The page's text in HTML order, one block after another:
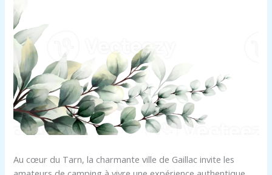
Au cœur du Tarn, la charmante ville de Gaillac invite les